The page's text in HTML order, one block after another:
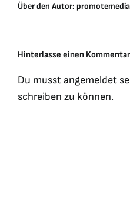
Über den Autor: promotemedia
Hinterlasse einen Kommentar
Du musstangemeldet
schreiben zu können.